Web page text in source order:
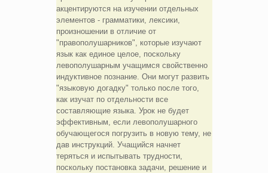
акцентируются на изучении отдельных
элементов - грамматики, лексики,
произношении в отличие от
"правополушарников", которые изучают
язык как единое целое, поскольку
левополушарным учащимся свойственно
индуктивное познание. Они могут развить
"языковую догадку" только после того,
как изучат по отдельности все
составляющие языка. Урок не будет
эффективным, если левополушарного
обучающегося погрузить в новую тему, не
дав инструкций. Учащийся начнет
теряться и испытывать трудности,
поскольку постановка задачи, решение и